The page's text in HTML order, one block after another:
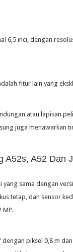
6,5 inci, dengan
fitur lain yang
atau lapisan
juga menawarkan
A52 Dan
sama dengan versi
tetap, dan sensor
MP.
piksel 0,8 m